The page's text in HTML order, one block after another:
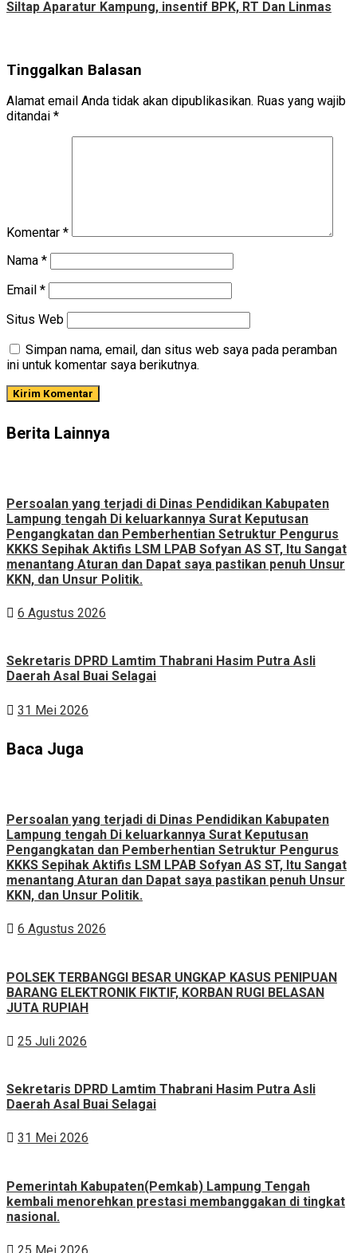
Siltap Aparatur Kampung, insentif BPK, RT Dan Linmas
Tinggalkan Balasan
Alamat email Anda tidak akan dipublikasikan. Ruas yang wajib
ditandai *
Komentar *
Nama *
Email *
Situs Web
Simpan nama, email, dan situs web saya pada peramban
ini untuk komentar saya berikutnya.
Berita Lainnya
Persoalan yang terjadi di Dinas Pendidikan Kabupaten
Lampung tengah Di keluarkannya Surat Keputusan
Pengangkatan dan Pemberhentian Setruktur Pengurus
KKKS Sepihak Aktifis LSM LPAB Sofyan AS ST, Itu Sangat
menantang Aturan dan Dapat saya pastikan penuh Unsur
KKN, dan Unsur Politik.
6 Agustus 2026
Sekretaris DPRD Lamtim Thabrani Hasim Putra Asli
Daerah Asal Buai Selagai
31 Mei 2026
Baca Juga
Persoalan yang terjadi di Dinas Pendidikan Kabupaten
Lampung tengah Di keluarkannya Surat Keputusan
Pengangkatan dan Pemberhentian Setruktur Pengurus
KKKS Sepihak Aktifis LSM LPAB Sofyan AS ST, Itu Sangat
menantang Aturan dan Dapat saya pastikan penuh Unsur
KKN, dan Unsur Politik.
6 Agustus 2026
POLSEK TERBANGGI BESAR UNGKAP KASUS PENIPUAN
BARANG ELEKTRONIK FIKTIF, KORBAN RUGI BELASAN
JUTA RUPIAH
25 Juli 2026
Sekretaris DPRD Lamtim Thabrani Hasim Putra Asli
Daerah Asal Buai Selagai
31 Mei 2026
Pemerintah Kabupaten(Pemkab) Lampung Tengah
kembali menorehkan prestasi membanggakan di tingkat
nasional.